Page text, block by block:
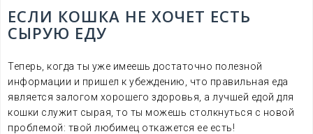
ЕСЛИ КОШКА НЕ ХОЧЕТ ЕСТЬ
СЫРУЮ ЕДУ
Теперь, когда ты уже имеешь достаточно полезной
информации и пришел к убеждению, что правильная еда
является залогом хорошего здоровья, а лучшей едой для
кошки служит сырая, то ты можешь столкнуться с новой
проблемой: твой любимец откажется ее есть!